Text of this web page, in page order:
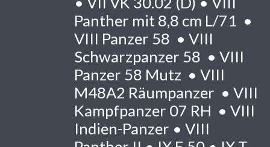
Panther mit 8,8 cm L/71 •
VIII Panzer 58 • VIII
Schwarzpanzer 58 • VIII
Panzer 58 Mutz • VIII
M48A2 Räumpanzer • VIII
Kampfpanzer 07 RH • VIII
Indien-Panzer • VIII